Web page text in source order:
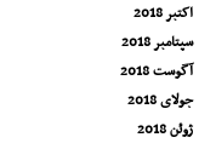
اکتبر 2018
سپتامبر 2018
آگوست 2018
جولای 2018
ژوئن 2018